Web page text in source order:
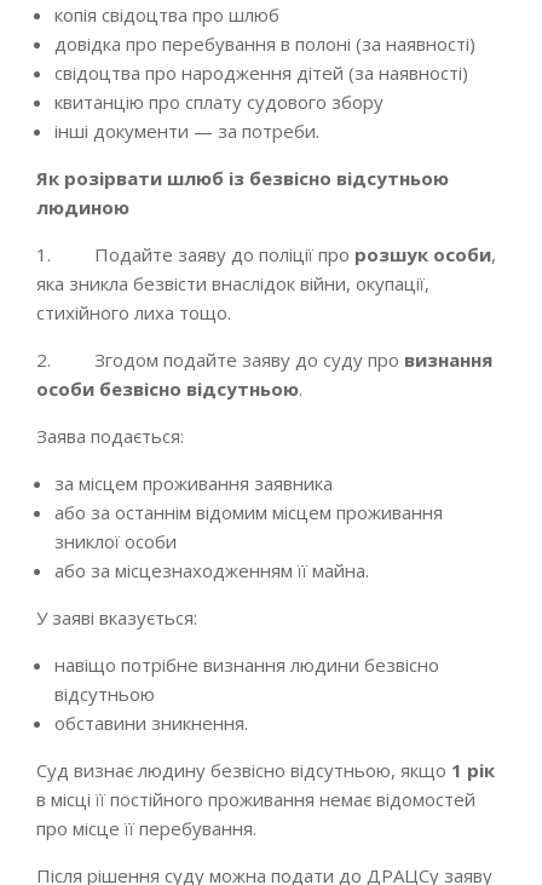
копія свідоцтва про шлюб
довідка про перебування в полоні (за наявності)
свідоцтва про народження дітей (за наявності)
квитанцію про сплату судового збору
інші документи — за потреби.
Як розірвати шлюб із безвісно відсутньою
людиною
1. Подайте заяву до поліції про розшук особи,
яка зникла безвісти внаслідок війни, окупації,
стихійного лиха тощо.
2. Згодом подайте заяву до суду про визнання
особи безвісно відсутньою.
Заява подається:
за місцем проживання заявника
або за останнім відомим місцем проживання
зниклої особи
або за місцезнаходженням її майна.
У заяві вказується:
навіщо потрібне визнання людини безвісно
відсутньою
обставини зникнення.
Суд визнає людину безвісно відсутньою, якщо 1 рік
в місці її постійного проживання немає відомостей
про місце її перебування.
Після рішення суду можна подати до ДРАЦСу заяву